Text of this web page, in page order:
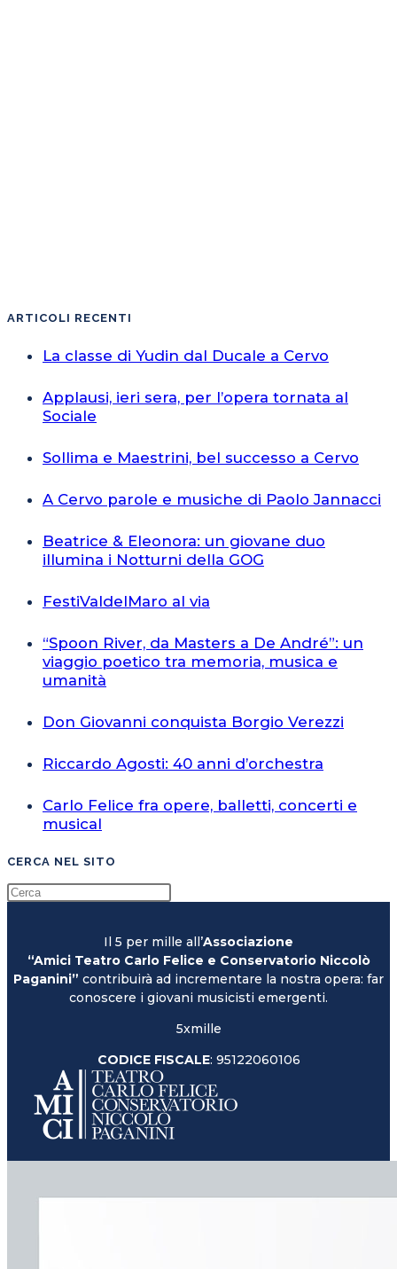
ARTICOLI RECENTI
La classe di Yudin dal Ducale a Cervo
Applausi, ieri sera, per l’opera tornata al
Sociale
Sollima e Maestrini, bel successo a Cervo
A Cervo parole e musiche di Paolo Jannacci
Beatrice & Eleonora: un giovane duo
illumina i Notturni della GOG
FestiValdelMaro al via
“Spoon River, da Masters a De André”: un
viaggio poetico tra memoria, musica e
umanità
Don Giovanni conquista Borgio Verezzi
Riccardo Agosti: 40 anni d’orchestra
Carlo Felice fra opere, balletti, concerti e
musical
CERCA NEL SITO
Il 5 per mille all’Associazione
“Amici Teatro Carlo Felice e Conservatorio Niccolò
Paganini” contribuirà ad incrementare la nostra opera: far
conoscere i giovani musicisti emergenti.
5xmille
CODICE FISCALE: 95122060106